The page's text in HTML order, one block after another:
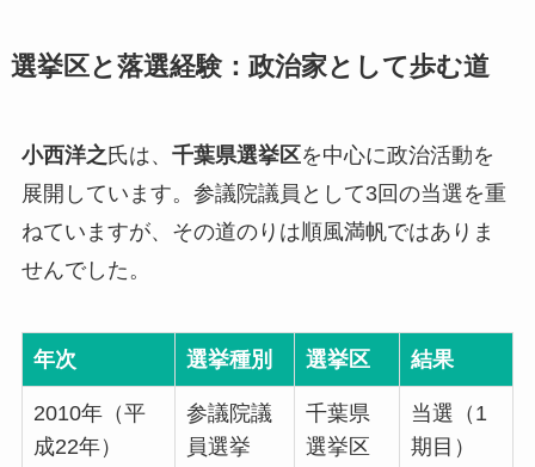
選挙区と落選経験：政治家として歩む道
小西洋之 氏は、 千葉県選挙区を中心に政治活動を
展開しています。参議院議員として3回の当選を重
ねていますが、その道のりは順風満帆ではありま
せんでした。
年次 選挙種別 選挙区 結果
2010年（平
成22年）
参議院議
員選挙
千葉県
選挙区
当選（1
期目）